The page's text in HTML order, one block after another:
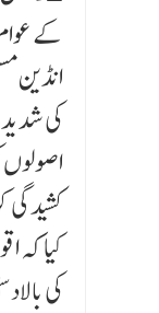
کے
انڈین
کی
اصولوں
کشیدگی
کیا کہ
کی